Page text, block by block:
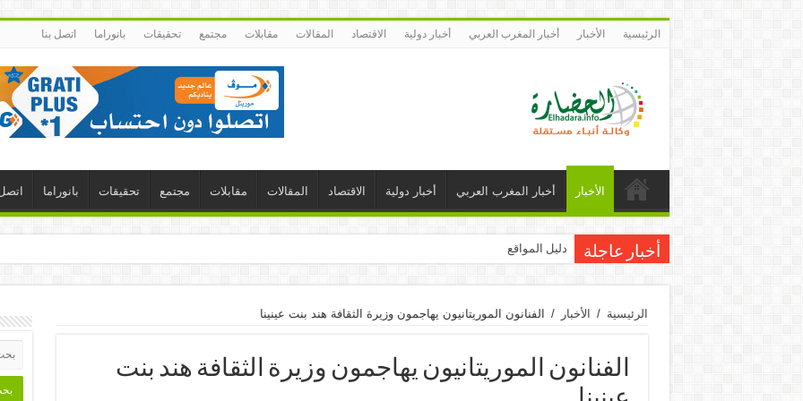
الرئيسية الأخبار أخبار المغرب العربي أخبار دولية الاقتصاد المقالات مقابلات مجتمع تحقيقات بانوراما اتصل بنا
الأخبار أخبار المغرب العربي أخبار دولية الاقتصاد المقالات مقابلات مجتمع تحقيقات بانوراما
أخبار عاجلة دليل المواقع
الرئيسية / الأخبار / الفنانون الموريتانيون يهاجمون وزيرة الثقافة هند بنت عينينا
الفنانون الموريتانيون يهاجمون وزيرة الثقافة هند بنت